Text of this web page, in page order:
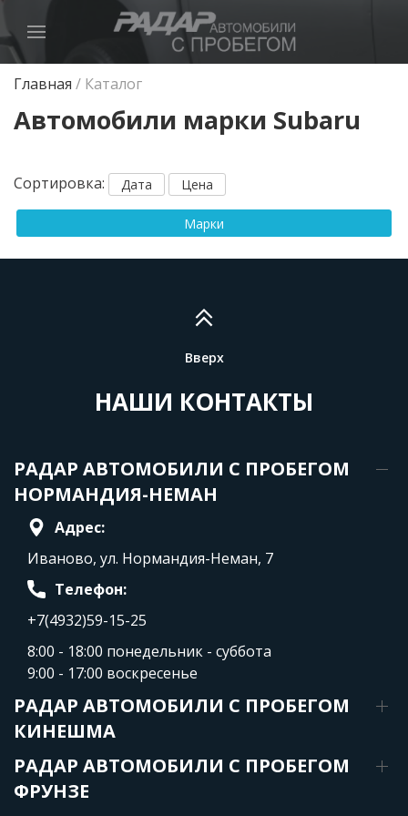
Главная / Каталог
Автомобили марки Subaru
Сортировка: Дата Цена
Марки
Вверх
НАШИ КОНТАКТЫ
РАДАР АВТОМОБИЛИ С ПРОБЕГОМ
НОРМАНДИЯ-НЕМАН
Адрес:
Иваново, ул. Нормандия-Неман, 7
Телефон:
+7(4932)59-15-25
8:00 - 18:00 понедельник - суббота
9:00 - 17:00 воскресенье
РАДАР АВТОМОБИЛИ С ПРОБЕГОМ
КИНЕШМА
РАДАР АВТОМОБИЛИ С ПРОБЕГОМ
ФРУНЗЕ